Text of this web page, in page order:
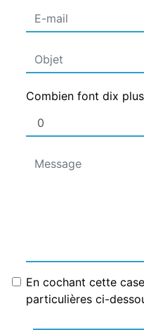
Combien font dix
En cochant cette
particulières ci-